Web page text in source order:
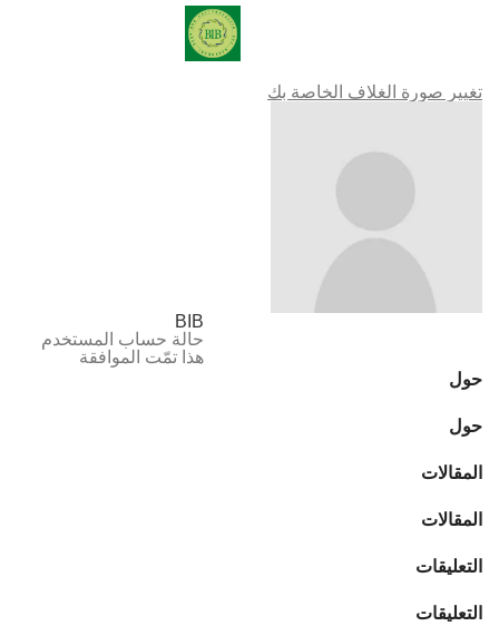
تغيير صورة الغلاف الخاصة بك
BIB
حالة حساب المستخدم
هذا تمّت الموافقة
حول
حول
المقالات
المقالات
التعليقات
التعليقات